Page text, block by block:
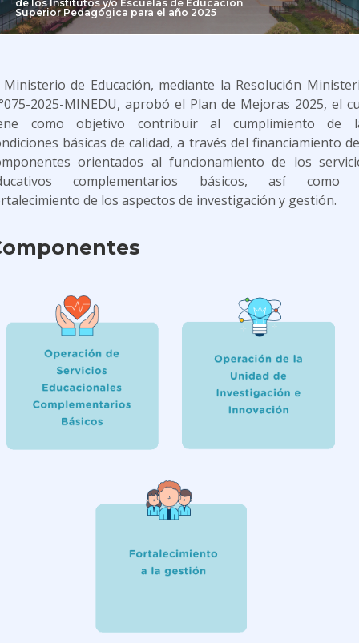
de los Institutos y/o Escuelas de Educación
Superior Pedagógica para el año 2025
Ministerio de Educación, mediante la Resolución
2025-MINEDU, aprobó el Plan de Mejoras 2025, el
como objetivo contribuir al cumplimiento de
básicas de calidad, a través del financiamiento
orientados al funcionamiento de los
complementarios básicos, así como
de los aspectos de investigación y gestión.